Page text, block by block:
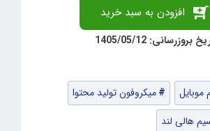
افزودن به سبد خرید
بروزرسانی: 1405/05/12
موبایل
میکروفون تولید محتوا
هالی لند